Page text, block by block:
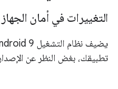
التغييرات في أمان الجهاز
تطبيقك، بغض النظر عن